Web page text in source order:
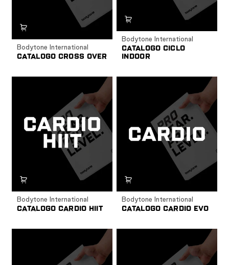
Bodytone International
CATALOGO CROSS OVER
Bodytone International
CATALOGO CICLO
INDOOR
Bodytone International
CATALOGO CARDIO HIIT
Bodytone International
CATALOGO CARDIO EVO